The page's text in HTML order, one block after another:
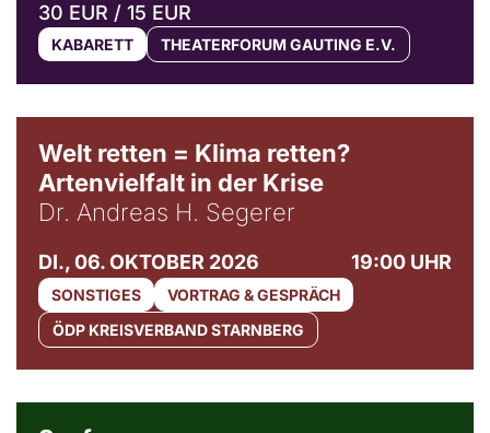
30 EUR / 15 EUR
KABARETT THEATERFORUM GAUTING E.V.
Welt retten = Klima retten?
Artenvielfalt in der Krise
Dr. Andreas H. Segerer
DI., 06. OKTOBER 2026 19:00 UHR
SONSTIGES
VORTRAG & GESPRÄCH
ÖDP KREISVERBAND STARNBERG